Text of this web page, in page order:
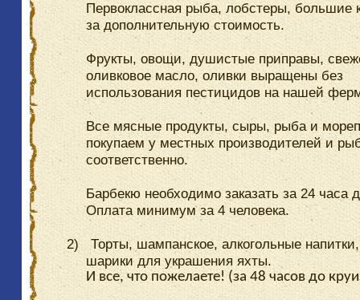
Первоклассная рыба, лобстеры, большие
за дополнительную стоимость.
Фрукты, овощи, душистые приправы,
оливковое масло, оливки выращены без
использования пестицидов на нашей
Все мясные продукты, сыры, рыба и
покупаем у местных производителей и
соответственно.
Барбекю необходимо заказать за 24 часа
Оплата минимум за 4 человека.
2)
Торты, шампанское, алкогольные
шарики для украшения яхты.
И все, что пожелаете! (за 48 часов до